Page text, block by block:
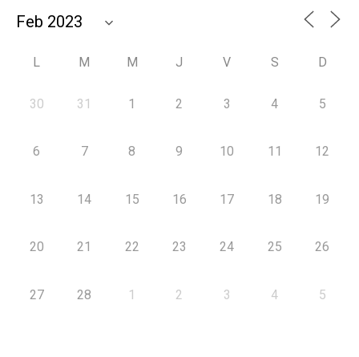
L M M J V S D
30 31 1 2 3 4 5
6 7 8 9 10 11 12
13 14 15 16 17 18 19
20 21 22 23 24 25 26
27 28 1 2 3 4 5